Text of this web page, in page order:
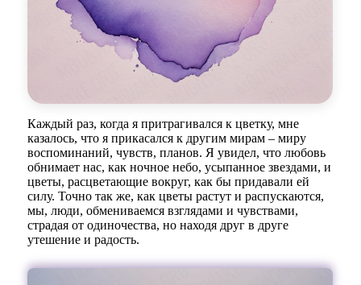
Каждый раз, когда я притрагивался к цветку, мне
казалось, что я прикасался к другим мирам – миру
воспоминаний, чувств, планов. Я увидел, что любовь
обнимает нас, как ночное небо, усыпанное звездами, и
цветы, расцветающие вокруг, как бы придавали ей
силу. Точно так же, как цветы растут и распускаются,
мы, люди, обмениваемся взглядами и чувствами,
страдая от одиночества, но находя друг в друге
утешение и радость.